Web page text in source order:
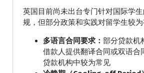
英国目前尚未出台专门针对国际学
规，但部分政策和实践对留学生较为
多语言合同要求： 部分贷款机
借款人提供翻译合同或双语合
贷款机构中较为常见